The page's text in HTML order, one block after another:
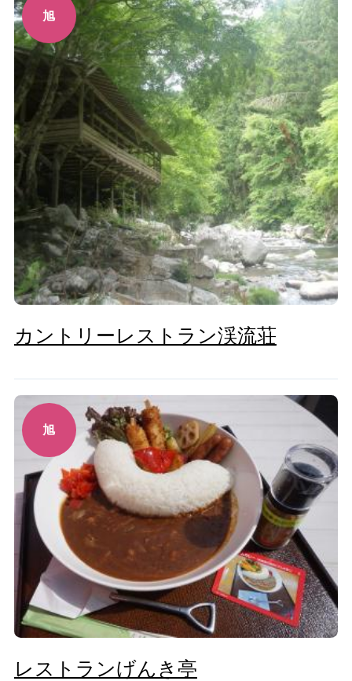
旭
カントリーレストラン渓流荘
旭
レストランげんき亭